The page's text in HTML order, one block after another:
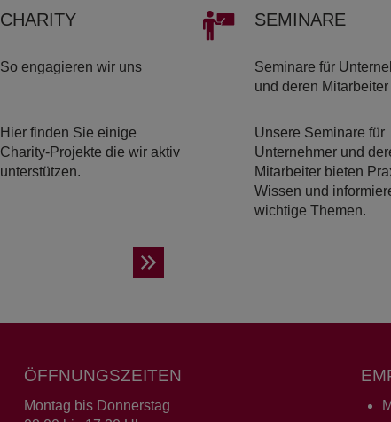
CHA­RI­TY
So engagieren wir uns
Hier finden Sie einige
Charity-Projekte die wir aktiv
unterstützen.
SE­MI­NA­RE
Seminare für
und deren Mitarbeiter
Unsere Seminare für
Unternehmer und
Mitarbeiter bieten
Wissen und
wichtige Themen.
ÖFFNUNGSZEITEN
Montag bis Donnerstag